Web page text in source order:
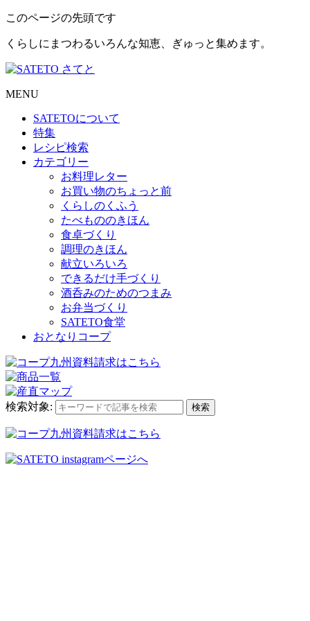
このページの先頭です
くらしにまつわるいろんな知恵、ぎゅっと集めます。
MENU
SATETOについて
特集
レシピ検索
カテゴリー
お料理レター
お買い物のちょっと前
くらしのくふう
たべもののきほん
食卓づくり
調理のきほん
献立いろいろ
できるだけ手づくり
酒呑みのためのつまみ
お弁当づくり
SATETO食堂
おとなりコープ
検索対象: 検索